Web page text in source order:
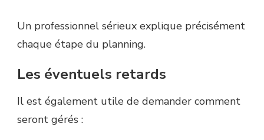
Un professionnel sérieux explique précisément
chaque étape du planning.
Les éventuels retards
Il est également utile de demander comment
seront gérés :